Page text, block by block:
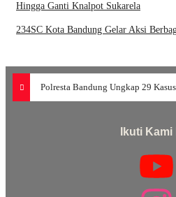
Hingga Ganti Knalpot Sukarela
234SC Kota Bandung Gelar Aksi
Ikuti Kami